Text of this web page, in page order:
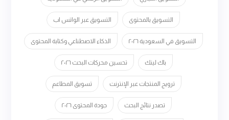
التسويق بالمحتوى التسويق عبر الواتس اب
التسويق في السعودية ٢٠٢٦ الذكاء الاصطناعي وكتابة المحتوى
باك لينك تحسين محركات البحث ٢٠٢٦
ترويج المنتجات عبر الإنترنت تسويق المطاعم
تصدر نتائج البحث جودة المحتوى ٢٠٢٦